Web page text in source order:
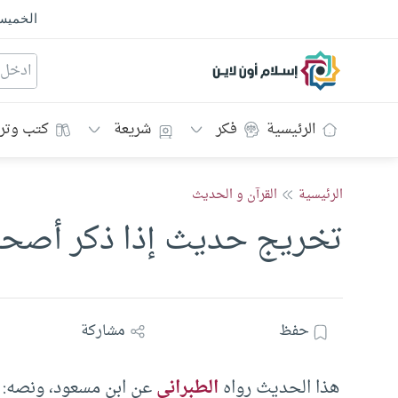
إسلام أون لاين
الرئيسية فكر شريعة كتب
الرئيسية القرآن و الحديث
تخريج حديث إذا ذكر
حفظ مشاركة
هذا الحديث رواهالطبرانيعن ابن مسعود، ونصه: